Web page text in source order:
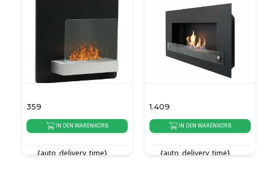
359
IN DEN WARENKORB
{auto_delivery_time}
1.409
IN DEN WARENKORB
{auto_delivery_time}